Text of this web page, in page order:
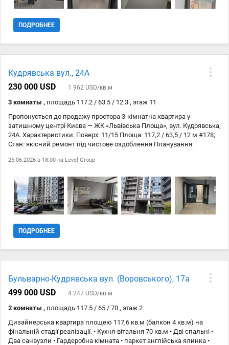
ПОДРОБНЕЕ
Кудрявська вул., 24А
230 000 USD
1 962 USD/кв.м
3 комнаты , площадь 117.2 / 63.5 / 12.3 , этаж 11
Пропонується до продажу простора 3-кімнатна квартира у
затишному центрі Києва — ЖК «Львівська Площа», вул. Кудрявська,
24А. Характеристики: Поверх: 11/15 Площа: 117,2 / 63,5 / 12 м #178;
Стан: якісний ремонт під чистове оздоблення Планування:
Лічильники: на воду, тепло та електроенергію Переваги комплексу:
спортивний майданчик Чудовий краєвид на старий Поділ і центр
міста Локація: Поруч — Львівська площа, Золоті Ворота, зручна
транспортна розвязка, розвинена інфраструктура. Документам
більше 3 років. Перегляди — у зручний для вас час.
25.06.2026 в 18:00 на Level Group
ПОДРОБНЕЕ
Бульварно-Кудрявська вул. (Воровського), 17а
499 000 USD
4 247 USD/кв.м
2 комнаты , площадь 117.5 / 65 / 70 , этаж 2
Дизайнерська квартира площею 117,6 кв.м (балкон 4 кв.м) на
фінальній стадії реалізації. • Кухня-вітальня 70 кв.м • Дві спальні •
Два санвузли • Гардеробна кімната • паркет англійська ялинка •